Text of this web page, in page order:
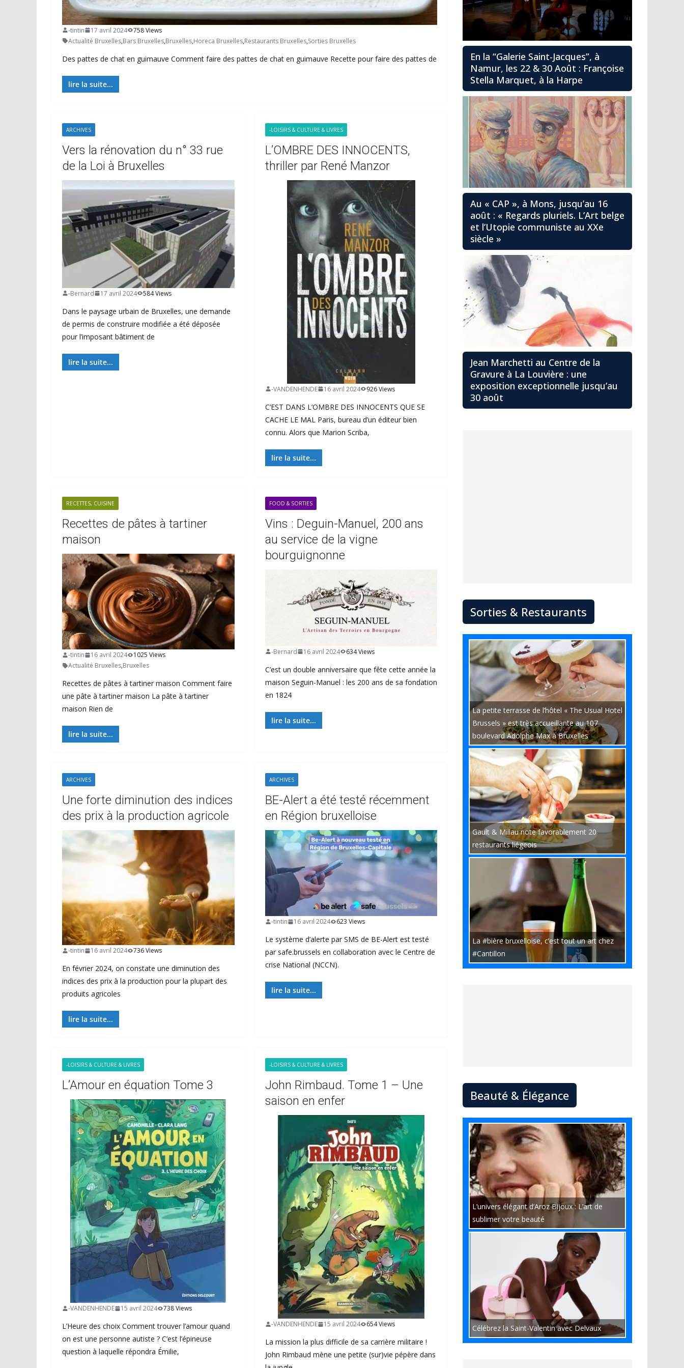
-tintin 17 avril 2024
758 Views
Actualité Bruxelles,Bars Bruxelles,Bruxelles,Horeca Bruxelles,Restaurants Bruxelles,Sorties Bruxelles
Des pattes de chat en guimauve Comment faire des pattes de chat en guimauve Recette pour faire des pattes de
lire la suite...
ARCHIVES
Vers la rénovation du n° 33 rue
de la Loi à Bruxelles
-Bernard 17 avril 2024 584 Views
Dans le paysage urbain de Bruxelles, une demande
de permis de construire modifiée a été déposée
pour l’imposant bâtiment de
lire la suite...
-LOISIRS & CULTURE & LIVRES
L’OMBRE DES INNOCENTS,
thriller par René Manzor
-VANDENHENDE 16 avril 2024 926 Views
C’EST DANS L’OMBRE DES INNOCENTS QUE SE
CACHE LE MAL Paris, bureau d’un éditeur bien
connu. Alors que Marion Scriba,
lire la suite...
RECETTES, CUISINE
Recettes de pâtes à tartiner
maison
-tintin 16 avril 2024
1025 Views
Actualité Bruxelles,Bruxelles
Recettes de pâtes à tartiner maison Comment faire
une pâte à tartiner maison La pâte à tartiner
maison Rien de
lire la suite...
FOOD & SORTIES
Vins : Deguin-Manuel, 200 ans
au service de la vigne
bourguignonne
-Bernard 16 avril 2024 634 Views
C’est un double anniversaire que fête cette année la
maison Seguin-Manuel : les 200 ans de sa fondation
en 1824
lire la suite...
ARCHIVES
Une forte diminution des indices
des prix à la production agricole
-tintin 16 avril 2024 736 Views
En février 2024, on constate une diminution des
indices des prix à la production pour la plupart des
produits agricoles
lire la suite...
ARCHIVES
BE-Alert a été testé récemment
en Région bruxelloise
-tintin 16 avril 2024 623 Views
Le système d’alerte par SMS de BE-Alert est testé
par safe.brussels en collaboration avec le Centre de
crise National (NCCN).
lire la suite...
-LOISIRS & CULTURE & LIVRES
L’Amour en équation Tome 3
-VANDENHENDE 15 avril 2024 738 Views
L’Heure des choix Comment trouver l’amour quand
on est une personne autiste ? C’est l’épineuse
question à laquelle répondra Émilie,
-LOISIRS & CULTURE & LIVRES
John Rimbaud. Tome 1 – Une
saison en enfer
-VANDENHENDE 15 avril 2024 654 Views
La mission la plus difficile de sa carrière militaire !
John Rimbaud mène une petite (sur)vie pépère dans
En la “Galerie Saint-Jacques”, à
Namur, les 22 & 30 Août : Françoise
Stella Marquet, à la Harpe
Au « CAP », à Mons, jusqu’au 16
août : « Regards pluriels. L’Art belge
et l’Utopie communiste au XXe
siècle »
Jean Marchetti au Centre de la
Gravure à La Louvière : une
exposition exceptionnelle jusqu’au
30 août
Sorties & Restaurants
La petite terrasse de l’hôtel « The Usual Hotel
Brussels » est très accueillante au 107
boulevard Adolphe Max à Bruxelles
Gault & Millau note favorablement 20
restaurants liégeois
La #bière bruxelloise, c’est tout un art chez
#Cantillon
Beauté & Élégance
L’univers élégant d’Aroz Bijoux : L’art de
sublimer votre beauté
Célébrez la Saint-Valentin avec Delvaux